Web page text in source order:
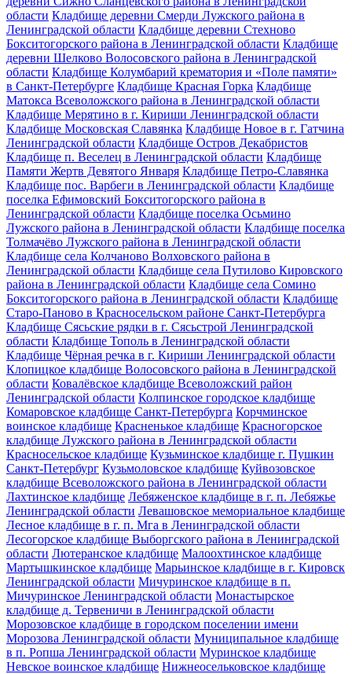
области Кладбище деревни Смерди Лужского района в
Ленинградской области Кладбище деревни Стехново
Бокситогорского района в Ленинградской области Кладбище
деревни Шелково Волосовского района в Ленинградской
области Кладбище Колумбарий крематория и «Поле памяти»
в Санкт-Петербурге Кладбище Красная Горка Кладбище
Матокса Всеволожского района в Ленинградской области
Кладбище Мерятино в г. Кириши Ленинградской области
Кладбище Московская Славянка Кладбище Новое в г. Гатчина
Ленинградской области Кладбище Остров Декабристов
Кладбище п. Веселец в Ленинградской области Кладбище
Памяти Жертв Девятого Января Кладбище Петро-Славянка
Кладбище пос. Варбеги в Ленинградской области Кладбище
поселка Ефимовский Бокситогорского района в
Ленинградской области Кладбище поселка Осьмино
Лужского района в Ленинградской области Кладбище поселка
Толмачёво Лужского района в Ленинградской области
Кладбище села Колчаново Волховского района в
Ленинградской области Кладбище села Путилово Кировского
района в Ленинградской области Кладбище села Сомино
Бокситогорского района в Ленинградской области Кладбище
Старо-Паново в Красносельском районе Санкт-Петербурга
Кладбище Сясьские рядки в г. Сясьстрой Ленинградской
области Кладбище Тополь в Ленинградской области
Кладбище Чёрная речка в г. Кириши Ленинградской области
Клопицкое кладбище Волосовского района в Ленинградской
области Ковалёвское кладбище Всеволожский район
Ленинградской области Колпинское городское кладбище
Комаровское кладбище Санкт-Петербурга Корчминское
воинское кладбище Красненькое кладбище Красногорское
кладбище Лужского района в Ленинградской области
Красносельское кладбище Кузьминское кладбище г. Пушкин
Санкт-Петербург Кузьмоловское кладбище Куйвозовское
кладбище Всеволожского района в Ленинградской области
Лахтинское кладбище Лебяженское кладбище в г. п. Лебяжье
Ленинградской области Левашовское мемориальное кладбище
Лесное кладбище в г. п. Мга в Ленинградской области
Лесогорское кладбище Выборгского района в Ленинградской
области Лютеранское кладбище Малоохтинское кладбище
Мартышкинское кладбище Марьинское кладбище в г. Кировск
Ленинградской области Мичуринское кладбище в п.
Мичуринское Ленинградской области Монастырское
кладбище д. Тервеничи в Ленинградской области
Морозовское кладбище в городском поселении имени
Морозова Ленинградской области Муниципальное кладбище
в п. Ропша Ленинградской области Муринское кладбище
Невское воинское кладбище Нижнеосельковское кладбище